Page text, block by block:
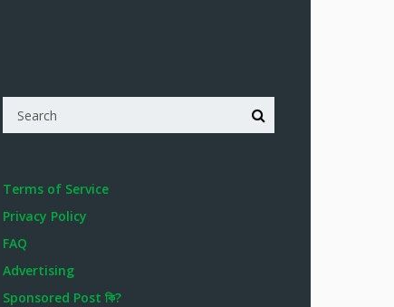
Terms of Service
Privacy Policy
FAQ
Advertising
Sponsored Post কি?